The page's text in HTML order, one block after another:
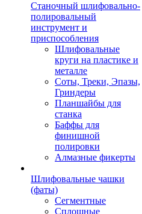
Станочный шлифовально-
полировальный
инструмент и
приспособления
Шлифовальные
круги на пластике и
металле
Соты, Треки, Эпазы,
Гриндеры
Планшайбы для
станка
Баффы для
финишной
полировки
Алмазные фикерты
Шлифовальные чашки
(фаты)
Сегментные
Сплошные